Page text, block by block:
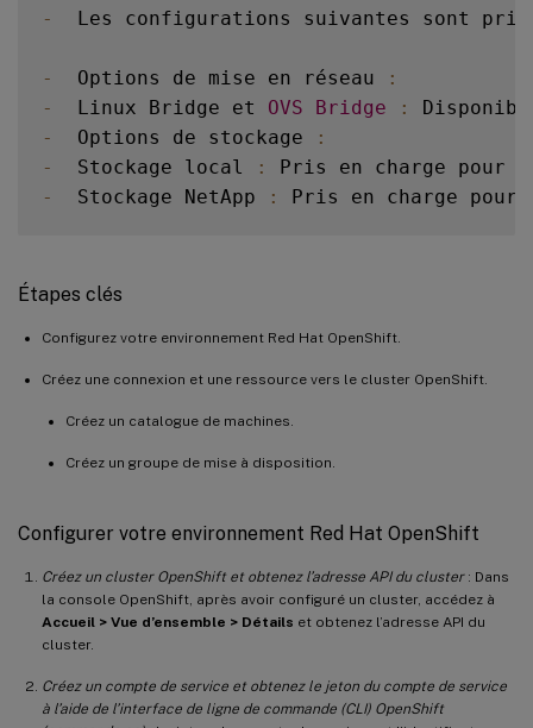
-
Les configurations suivantes sont
-
  Options de mise en réseau
:
-
  Linux Bridge et
OVS Bridge :
-
  Options de stockage
:
-
  Stockage local
:
Pris en charge pour
-
  Stockage NetApp
: Pris en charge
Étapes clés
Configurez votre environnement Red Hat OpenShift.
Créez une connexion et une ressource vers le cluster OpenShift.
Créez un catalogue de machines.
Créez un groupe de mise à disposition.
Configurer votre environnement Red Hat OpenShift
Créez un cluster OpenShift et obtenez l’adresse API du cluster: Dans
la console OpenShift, après avoir configuré un cluster, accédez à
Accueil > Vue d’ensemble > Détails et obtenez l’adresse API du
cluster.
Créez un compte de service et obtenez le jeton du compte de service
à l’aide de l’interface de ligne de commande (CLI) OpenShift